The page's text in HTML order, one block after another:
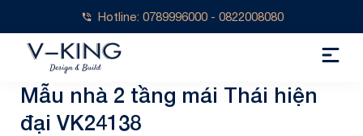
Hotline: 0789996000 - 0822008080
Mẫu nhà 2 tầng mái Thái hiện
đại VK24138